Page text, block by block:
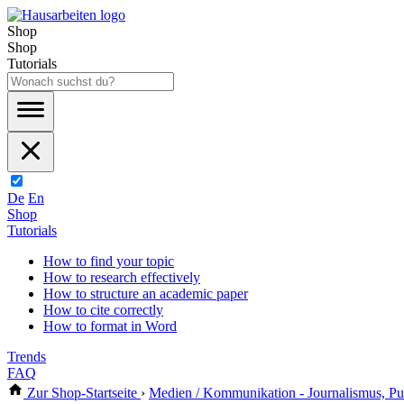
Shop
Shop
Tutorials
De En
Shop
Tutorials
How to find your topic
How to research effectively
How to structure an academic paper
How to cite correctly
How to format in Word
Trends
FAQ
Zur Shop-Startseite › Medien / Kommunikation - Journalismus,